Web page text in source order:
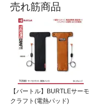
売れ筋商品
【バートル】BURTLEサーモ
クラフト(電熱パッド)